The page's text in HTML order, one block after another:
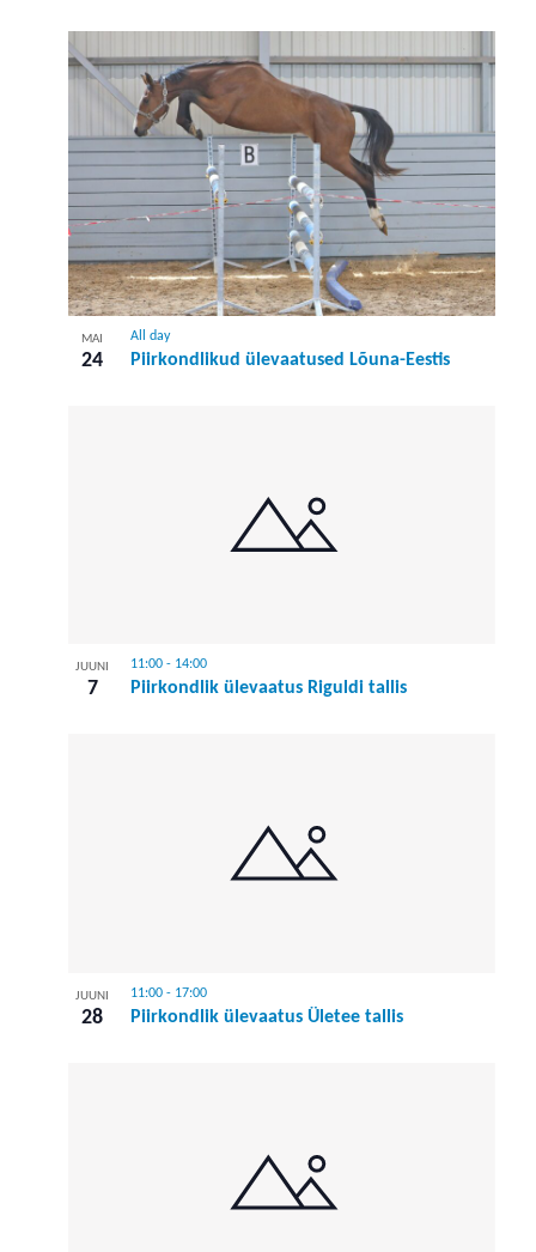
MAI
24 Piirkondlikud ülevaatused Lõuna-Eestis
All day
JUUNI
7 Piirkondlik ülevaatus Riguldi tallis
11:00- 14:00
JUUNI
28 Piirkondlik ülevaatus Ületee tallis
11:00- 17:00